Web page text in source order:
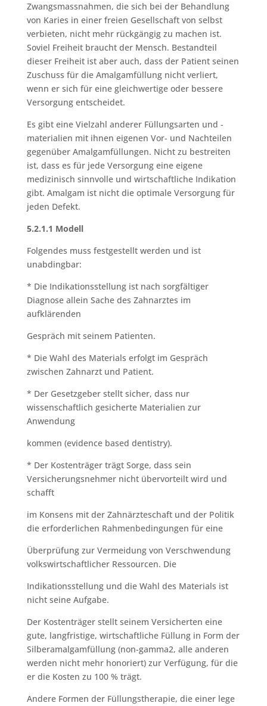
Zwangsmassnahmen, die sich bei der Behandlung
von Karies in einer freien Gesellschaft von selbst
verbieten, nicht mehr rückgängig zu machen ist.
Soviel Freiheit braucht der Mensch. Bestandteil
dieser Freiheit ist aber auch, dass der Patient seinen
Zuschuss für die Amalgamfüllung nicht verliert,
wenn er sich für eine gleichwertige oder bessere
Versorgung entscheidet.
Es gibt eine Vielzahl anderer Füllungsarten und -
materialien mit ihnen eigenen Vor- und Nachteilen
gegenüber Amalgamfüllungen. Nicht zu bestreiten
ist, dass es für jede Versorgung eine eigene
medizinisch sinnvolle und wirtschaftliche Indikation
gibt. Amalgam ist nicht die optimale Versorgung für
jeden Defekt.
5.2.1.1 Modell
Folgendes muss festgestellt werden und ist
unabdingbar:
* Die Indikationsstellung ist nach sorgfältiger
Diagnose allein Sache des Zahnarztes im
aufklärenden
Gespräch mit seinem Patienten.
* Die Wahl des Materials erfolgt im Gespräch
zwischen Zahnarzt und Patient.
* Der Gesetzgeber stellt sicher, dass nur
wissenschaftlich gesicherte Materialien zur
Anwendung
kommen (evidence based dentistry).
* Der Kostenträger trägt Sorge, dass sein
Versicherungsnehmer nicht übervorteilt wird und
schafft
im Konsens mit der Zahnärzteschaft und der Politik
die erforderlichen Rahmenbedingungen für eine
Überprüfung zur Vermeidung von Verschwendung
volkswirtschaftlicher Ressourcen. Die
Indikationsstellung und die Wahl des Materials ist
nicht seine Aufgabe.
Der Kostenträger stellt seinem Versicherten eine
gute, langfristige, wirtschaftliche Füllung in Form der
Silberamalgamfüllung (non-gamma2, alle anderen
werden nicht mehr honoriert) zur Verfügung, für die
er die Kosten zu 100 % trägt.
Andere Formen der Füllungstherapie, die einer lege